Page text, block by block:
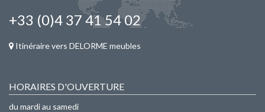
+33 (0)4 37 41 54 02
Itinéraire vers DELORME meubles
HORAIRES D'OUVERTURE
du mardi au samedi